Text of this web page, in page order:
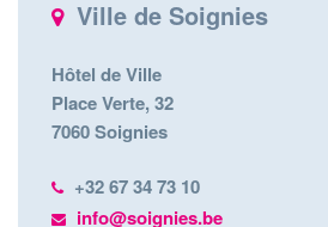
Ville de Soignies
Hôtel de Ville
Place Verte, 32
7060 Soignies
+32 67 34 73 10
info@soignies.be